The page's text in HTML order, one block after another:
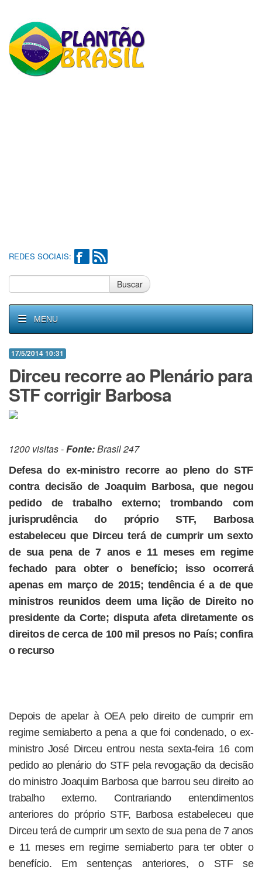
REDES SOCIAIS:
Buscar
MENU
17/5/2014 10:31
Dirceu recorre ao Plenário para
STF corrigir Barbosa
1200 visitas -Fonte:Brasil 247
Defesa do ex-ministro recorre ao pleno do STF
contra decisão de Joaquim Barbosa, que negou
pedido de trabalho externo; trombando com
jurisprudência do próprio STF, Barbosa
estabeleceu que Dirceu terá de cumprir um sexto
de sua pena de 7 anos e 11 meses em regime
fechado para obter o benefício; isso ocorrerá
apenas em março de 2015; tendência é a de que
ministros reunidos deem uma lição de Direito no
presidente da Corte; disputa afeta diretamente os
direitos de cerca de 100 mil presos no País; confira
o recurso
Depois de apelar à OEA pelo direito de cumprir em
regime semiaberto a pena a que foi condenado, o ex-
ministro José Dirceu entrou nesta sexta-feira 16 com
pedido ao plenário do STF pela revogação da decisão
do ministro Joaquim Barbosa que barrou seu direito ao
trabalho externo. Contrariando entendimentos
anteriores do próprio STF, Barbosa estabeleceu que
Dirceu terá de cumprir um sexto de sua pena de 7 anos
e 11 meses em regime semiaberto para ter obter o
benefício. Em sentenças anteriores, o STF se